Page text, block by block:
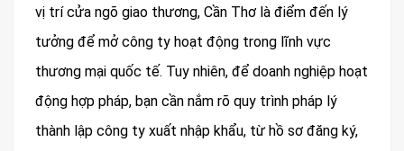
vị trí cửa ngõ giao thương, Cần Thơ là điểm đến lý
tưởng để mở công ty hoạt động trong lĩnh vực
thương mại quốc tế. Tuy nhiên, để doanh nghiệp hoạt
động hợp pháp, bạn cần nắm rõ quy trình pháp lý
thành lập công ty xuất nhập khẩu, từ hồ sơ đăng ký,